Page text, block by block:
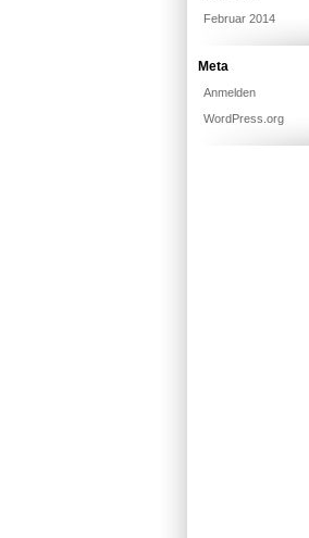
Februar 2014
Meta
Anmelden
WordPress.org